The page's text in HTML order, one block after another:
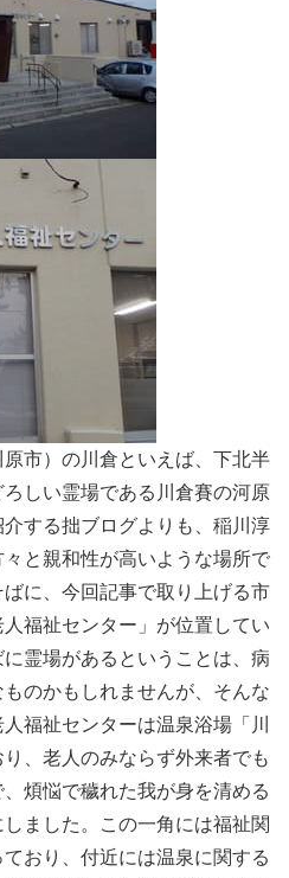
市）の川倉といえば、下北半
しい霊場である川倉賽の河原
する拙ブログよりも、稲川淳
と親和性が高いような場所で
に、今回記事で取り上げる市
福祉センター」が位置してい
霊場があるということは、病
のかもしれませんが、そんな
福祉センターは温泉浴場「川
、老人のみならず外来者でも
煩悩で穢れた我が身を清める
ました。この一角には福祉関
おり、付近には温泉に関する